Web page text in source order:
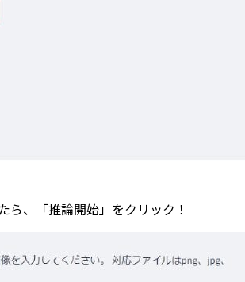
ら、「推論開始」をクリック！